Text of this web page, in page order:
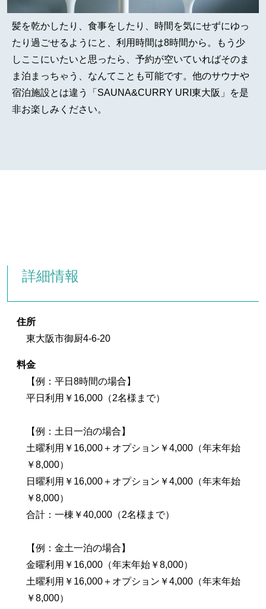
髪を乾かしたり、食事をしたり、時間を気にせずにゆっ
たり過ごせるようにと、利用時間は8時間から。もう少
しここにいたいと思ったら、予約が空いていればそのま
ま泊まっちゃう、なんてことも可能です。他のサウナや
宿泊施設とは違う「SAUNA&CURRY URI東大阪」を是
非お楽しみください。
詳細情報
住所
東大阪市御厨4-6-20
料金
【例：平日8時間の場合】
平日利用￥16,000（2名様まで）
【例：土日一泊の場合】
土曜利用￥16,000＋オプション￥4,000（年末年始
￥8,000）
日曜利用￥16,000＋オプション￥4,000（年末年始
￥8,000）
合計：一棟￥40,000（2名様まで）
【例：金土一泊の場合】
金曜利用￥16,000（年末年始￥8,000）
土曜利用￥16,000＋オプション￥4,000（年末年始
￥8,000）